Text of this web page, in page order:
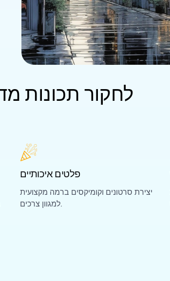
לחקור תכונות
פלטים איכותיים
יצירת סרטונים וקומיקסים ברמה מקצועית
למגוון צרכים.